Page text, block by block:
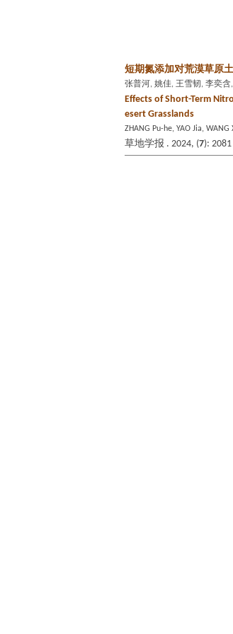
短期氮添加对荒漠草原
张普河, 姚佳, 王雪韧, 李奕
Effects of Short-Term
esert Grasslands
ZHANG Pu-he, YAO Jia,
草地学报 . 2024, (7):